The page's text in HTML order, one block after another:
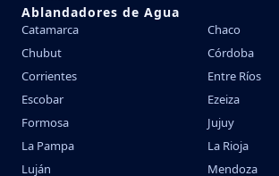
Ablandadores de Agua
Catamarca
Chaco
Chubut
Córdoba
Corrientes
Entre Ríos
Escobar
Ezeiza
Formosa
Jujuy
La Pampa
La Rioja
Luján
Mendoza